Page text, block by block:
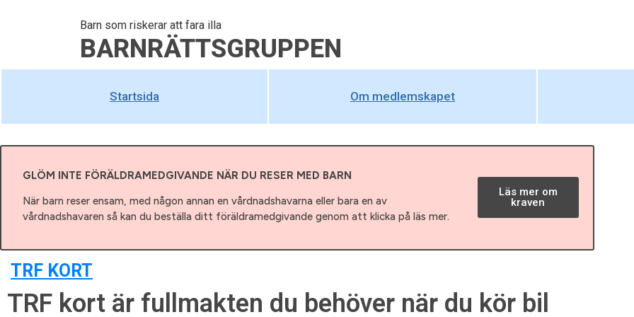
Barn som riskerar att fara illa
BARNRÄTTSGRUPPEN
Startsida Om medlemskapet
GLÖM INTE FÖRÄLDRAMEDGIVANDE NÄR DU RESER MED BARN
När barn reser ensam, med någon annan en vårdnadshavarna eller bara en av
vårdnadshavaren så kan du beställa ditt föräldramedgivande genom att klicka på läs mer.
Läs mer om
kraven
TRF KORT
TRF kort är fullmakten du behöver när du kör bil